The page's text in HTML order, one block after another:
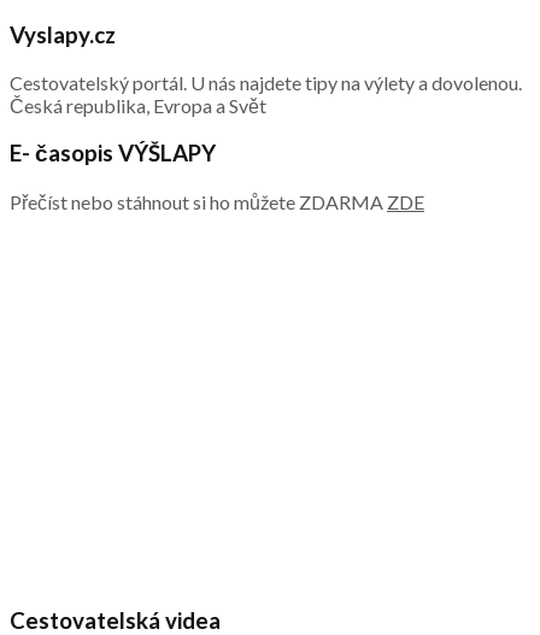
Vyslapy.cz
Cestovatelský portál. U nás najdete tipy na výlety a dovolenou.
Česká republika, Evropa a Svět
E- časopis VÝŠLAPY
Přečíst nebo stáhnout si ho můžete ZDARMA ZDE
Cestovatelská videa